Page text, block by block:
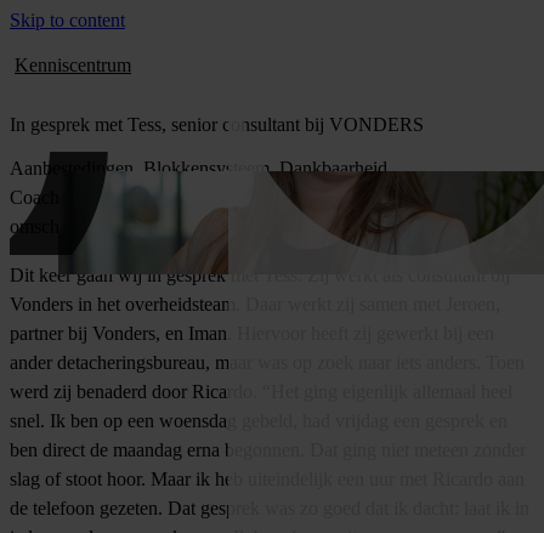
Skip to content
Kenniscentrum
In gesprek met Tess, senior consultant bij VONDERS
Aanbestedingen. Blokkensysteem. Dankbaarheid.
Coachingsgesprekken. Groei. Zo wordt Vonders in dit interview
omschreven. Waarom? Lees mee met dit kijkje achter de schermen.
Dit keer gaan wij in gesprek met Tess. Zij werkt als consultant bij
Vonders in het overheidsteam. Daar werkt zij samen met Jeroen,
partner bij Vonders, en Iman. Hiervoor heeft zij gewerkt bij een
ander detacheringsbureau, maar was op zoek naar iets anders. Toen
werd zij benaderd door Ricardo. “Het ging eigenlijk allemaal heel
snel. Ik ben op een woensdag gebeld, had vrijdag een gesprek en
ben direct de maandag erna begonnen. Dat ging niet meteen zonder
slag of stoot hoor. Maar ik heb uiteindelijk een uur met Ricardo aan
de telefoon gezeten. Dat gesprek was zo goed dat ik dacht: laat ik in